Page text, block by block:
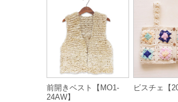
前開きベスト【MO1-
24AW】
ビスチェ【